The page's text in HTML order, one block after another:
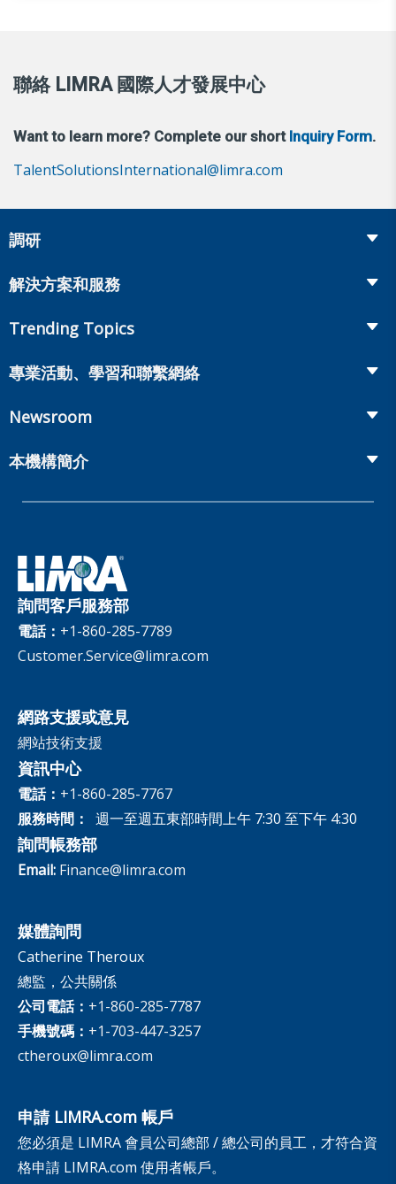
聯絡 LIMRA 國際人才發展中心
Want to learn more? Complete our short Inquiry Form.
TalentSolutionsInternational@limra.com
調研
Insurance
Annuities
Workplace Benefits
Annual Research Agenda
Benchmarks
Experience Studies
InfoCenter
解決方案和服務
Onboarding and Development
Market Development and Monitoring
Trending Topics
Life Insurance
Annuities
Publications & Podcasts
Retirement Income Resources
專業活動、學習和聯繫網絡
Committees and Study Groups
Newsroom
Fact Tank
Publications and Podcasts
本機構簡介
治理
Careers
The InfoCenter
詢問客戶服務部
電話： +1-860-285-7789
Customer.Service@limra.com
網路支援或意見
網站技術支援
資訊中心
電話： +1-860-285-7767
服務時間：
週一至週五東部時間上午 7:30 至下午 4:30
詢問帳務部
Email: Finance@limra.com
媒體詢問
Catherine Theroux
總監，公共關係
公司電話： +1-860-285-7787
手機號碼： +1-703-447-3257
ctheroux@limra.com
申請 LIMRA.com 帳戶
您必須是 LIMRA 會員公司總部 / 總公司的員工，才符合資
格申請 LIMRA.com 使用者帳戶。